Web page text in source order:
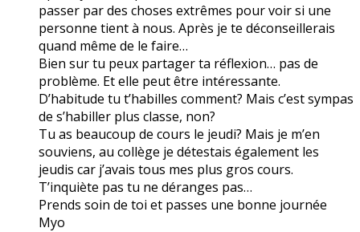
passer par des choses extrêmes pour voir si une
personne tient à nous. Après je te déconseillerais
quand même de le faire…
Bien sur tu peux partager ta réflexion… pas de
problème. Et elle peut être intéressante.
D’habitude tu t’habilles comment? Mais c’est sympas
de s’habiller plus classe, non?
Tu as beaucoup de cours le jeudi? Mais je m’en
souviens, au collège je détestais également les
jeudis car j’avais tous mes plus gros cours.
T’inquiète pas tu ne déranges pas…
Prends soin de toi et passes une bonne journée
Myo